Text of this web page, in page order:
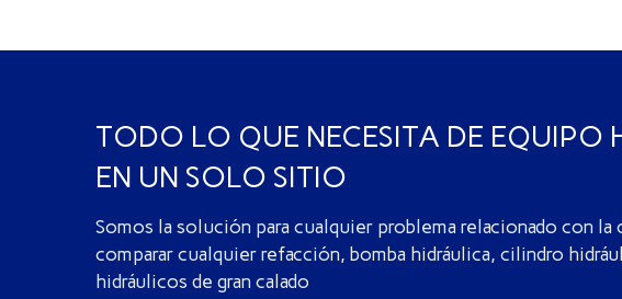
TODO LO QUE NECESITA DE EQUIPO
EN UN SOLO SITIO
Somos la solución para cualquier problema relacionado con
comparar cualquier refacción, bomba hidráulica, cilindro
hidráulicos de gran calado